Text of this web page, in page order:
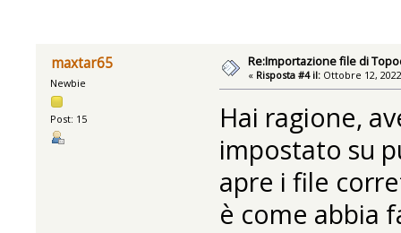
maxtar65
Newbie
Post: 15
Re:Importazione file di
« Risposta #4 il: Ottobre 12,
Hai ragione,
impostato su
apre i file
è come abbia